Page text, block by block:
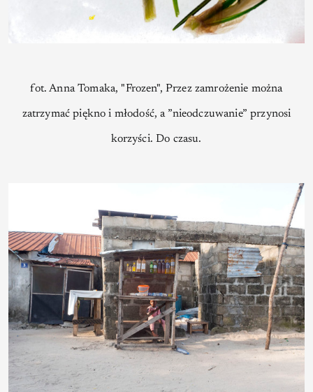
fot. Anna Tomaka, "Frozen", Przez zamrożenie można
zatrzymać piękno i młodość, a ”nieodczuwanie” przynosi
korzyści. Do czasu.